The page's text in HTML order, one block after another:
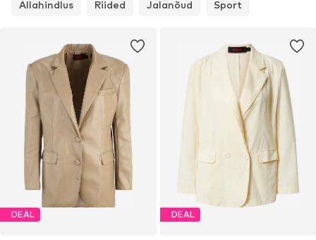
Allahindlus Riided Jalanõud Sport
DEAL DEAL